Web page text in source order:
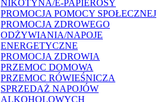
NIKOTYNA/E-PAPIEROSY
PROMOCJA POMOCY SPOŁECZNEJ
PROMOCJA ZDROWEGO
ODŻYWIANIA/NAPOJE
ENERGETYCZNE
PROMOCJA ZDROWIA
PRZEMOC DOMOWA
PRZEMOC RÓWIEŚNICZA
SPRZEDAŻ NAPOJÓW
ALKOHOLOWYCH